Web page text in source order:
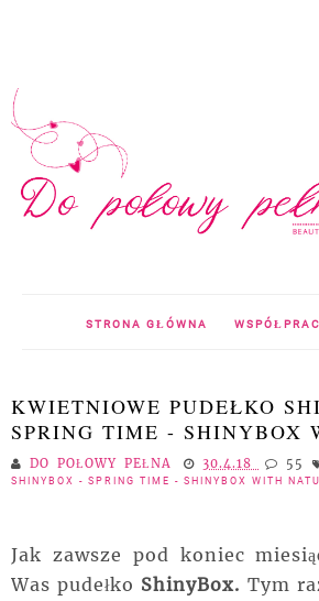
STRONA GŁÓWNA
KWIETNIOWE PUDEŁKO
SPRING TIME - SHINYBOX
DO POŁOWY PEŁNA 30.4.18 55
SHINYBOX - SPRING TIME - SHINYBOX WITH
Jak zawsze pod koniec
Was pudełko ShinyBox. Tym